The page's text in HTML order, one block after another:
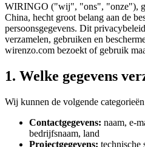
WIRINGO ("wij", "ons", "onze"),
China, hecht groot belang aan de
persoonsgegevens. Dit
verzamelen, gebruiken en
wirenzo.com bezoekt of gebruik
1. Welke gegevens
Wij kunnen de volgende
Contactgegevens: naam, e-
bedrijfsnaam, land
Projectgegevens: technische